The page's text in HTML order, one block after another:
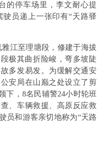
的停车场里，李文耐心提
员递上一张印有“天路驿
江至理塘段，修建于海拔
极其曲折险峻，弯多坡陡
多发易发。为缓解交通安
安局在山巅之处设立了剪
下，8名民辅警24小时轮班
、车辆救援、高原反应救
员和游客亲切地称为“天路